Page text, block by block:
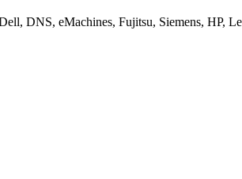
DNS, eMachines, Fujitsu, Siemens, HP,